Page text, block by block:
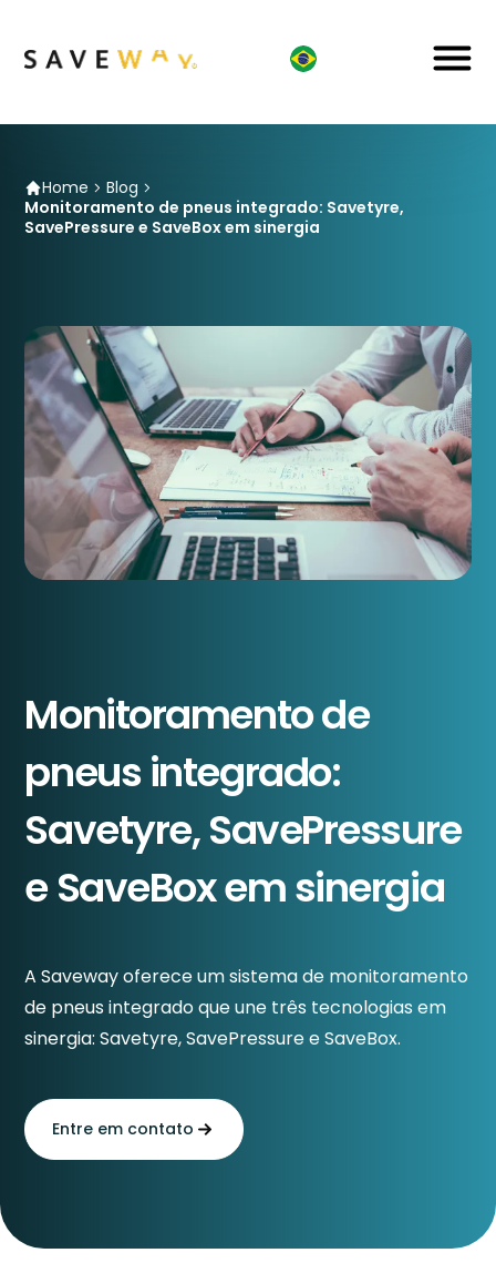
Home
Blog
Monitoramento de pneus integrado: Savetyre,
SavePressure e SaveBox em sinergia
Monitoramento de
pneus integrado:
Savetyre, SavePressure
e SaveBox em sinergia
A Saveway oferece um sistema de monitoramento
de pneus integrado que une três tecnologias em
sinergia: Savetyre, SavePressure e SaveBox.
Entre em contato